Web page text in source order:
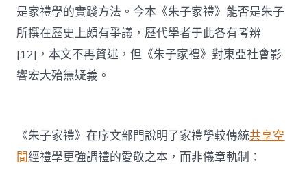
是家禮學的實踐方法。今本《朱子家禮》能否是朱子
所撰在歷史上頗有爭議，歷代學者于此各有考辨
[12]，本文不再贅述，但《朱子家禮》對東亞社會影
響宏大殆無疑義。
《朱子家禮》在序文部門說明了家禮學較傳統共享空
間經禮學更強調禮的愛敬之本，而非儀章軌制：